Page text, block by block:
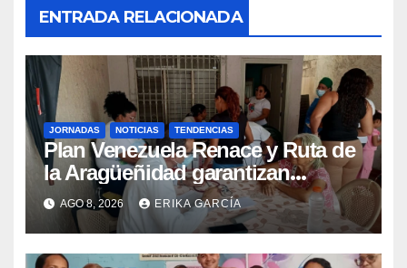
ENTRADA RELACIONADA
JORNADAS NOTICIAS TENDENCIAS
Plan Venezuela Renace y Ruta de
la Aragüeñidad garantizan
atención médica integral en
Aragua
AGO 8, 2026 ERIKA GARCÍA